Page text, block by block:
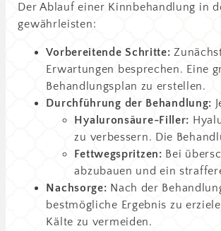
Der Ablauf einer Kinnbehandlung in
gewährleisten:
Vorbereitende Schritte:
Erwartungen besprechen. Eine
Behandlungsplan zu erstellen.
Durchführung der Behandlung:
Hyaluronsäure-Filler:
zu verbessern. Die
Fettwegspritzen: Bei
abzubauen und ein
Nachsorge: Nach der
bestmögliche Ergebnis zu
Kälte zu vermeiden.